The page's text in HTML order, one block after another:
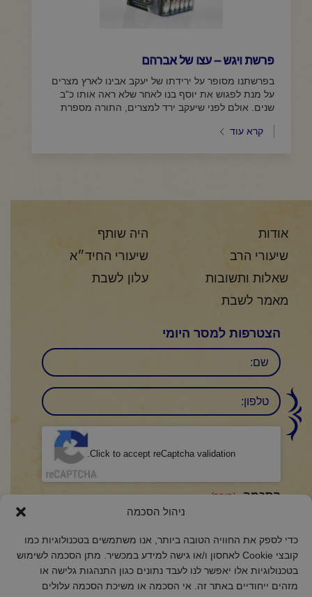
ניהול הסכמה
כדי לספק את החוויה הטובה ביותר, אנו משתמשים בטכנולוגיות כמו
קובצי Cookie לאחסון ו/או גישה למידע במכשיר. מתן הסכמה לשימוש
בטכנולוגיות אלו יאפשר לנו לעבד נתונים כגון התנהגות גלישה או
מזהים ייחודיים באתר זה. אי הסכמה או משיכת הסכמה עלולים
פרשת ויגש – עצו של אברהם
בפרשתנו מסופר על ירידתו של יעקב אבינו לארץ מצרים
על מנת לפגוש את יוסף בנו לאחר שלא ראה אותו כ"ב
שנים. אולם לפני שיעקב ירד למצרים, התורה מספרת
קרא עוד
אודות
היה שותף
שיעורי הרב
שיעורי החיד״א
שאלות ותשובות
עלון לשבת
מאמר לשבת
הצטרפות למסר היומי
שם
טלפון:
Click to accept reCaptcha validation.
הסכמה (חובה)
אני מאשר/ת כי קראתי והבנתי את